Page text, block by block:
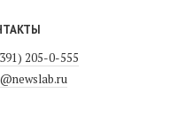
205-0-555